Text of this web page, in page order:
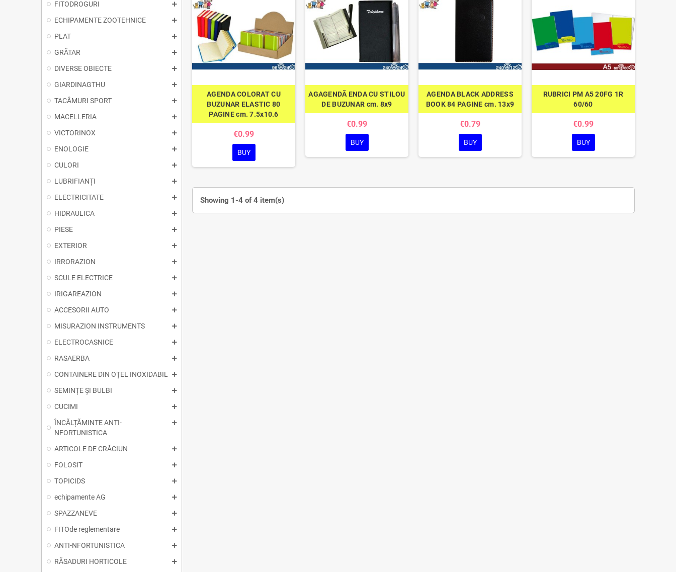
FITODROGURI
ECHIPAMENTE ZOOTEHNICE
PLAT
GRĂTAR
DIVERSE OBIECTE
GIARDINAGTHU
TACÂMURI SPORT
MACELLERIA
VICTORINOX
ENOLOGIE
CULORI
LUBRIFIANȚI
ELECTRICITATE
HIDRAULICA
PIESE
EXTERIOR
IRRORAZION
SCULE ELECTRICE
IRIGAREAZION
ACCESORII AUTO
MISURAZION INSTRUMENTS
ELECTROCASNICE
RASAERBA
CONTAINERE DIN OȚEL INOXIDABIL
SEMINȚE ȘI BULBI
CUCIMI
ÎNCĂLȚĂMINTE ANTI-
NFORTUNISTICA
ARTICOLE DE CRĂCIUN
FOLOSIT
TOPICIDS
echipamente AG
SPAZZANEVE
FITOde reglementare
ANTI-NFORTUNISTICA
RĂSADURI HORTICOLE
AGENDA COLORAT CU
BUZUNAR ELASTIC 80
PAGINE cm. 7.5x10.6
€0.99
BUY
AGAGENDĂ ENDA CU STILOU
DE BUZUNAR cm. 8x9
€0.99
BUY
AGENDA BLACK ADDRESS
BOOK 84 PAGINE cm. 13x9
€0.79
BUY
RUBRICI PM A5 20FG 1R
60/60
€0.99
BUY
Showing 1-4 of 4 item(s)